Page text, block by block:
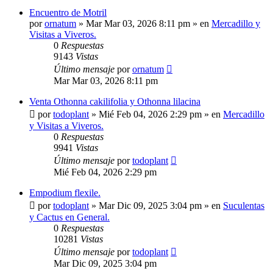
Encuentro de Motril
porornatum » Mar Mar 03, 2026 8:11 pm » en Mercadillo y
Visitas a Viveros.
0 Respuestas
9143 Vistas
Último mensaje porornatum
Mar Mar 03, 2026 8:11 pm
Venta Othonna cakilifolia y Othonna lilacina
portodoplant » Mié Feb 04, 2026 2:29 pm » en Mercadillo
y Visitas a Viveros.
0 Respuestas
9941 Vistas
Último mensaje portodoplant
Mié Feb 04, 2026 2:29 pm
Empodium flexile.
portodoplant » Mar Dic 09, 2025 3:04 pm » en Suculentas
y Cactus en General.
0 Respuestas
10281 Vistas
Último mensaje portodoplant
Mar Dic 09, 2025 3:04 pm